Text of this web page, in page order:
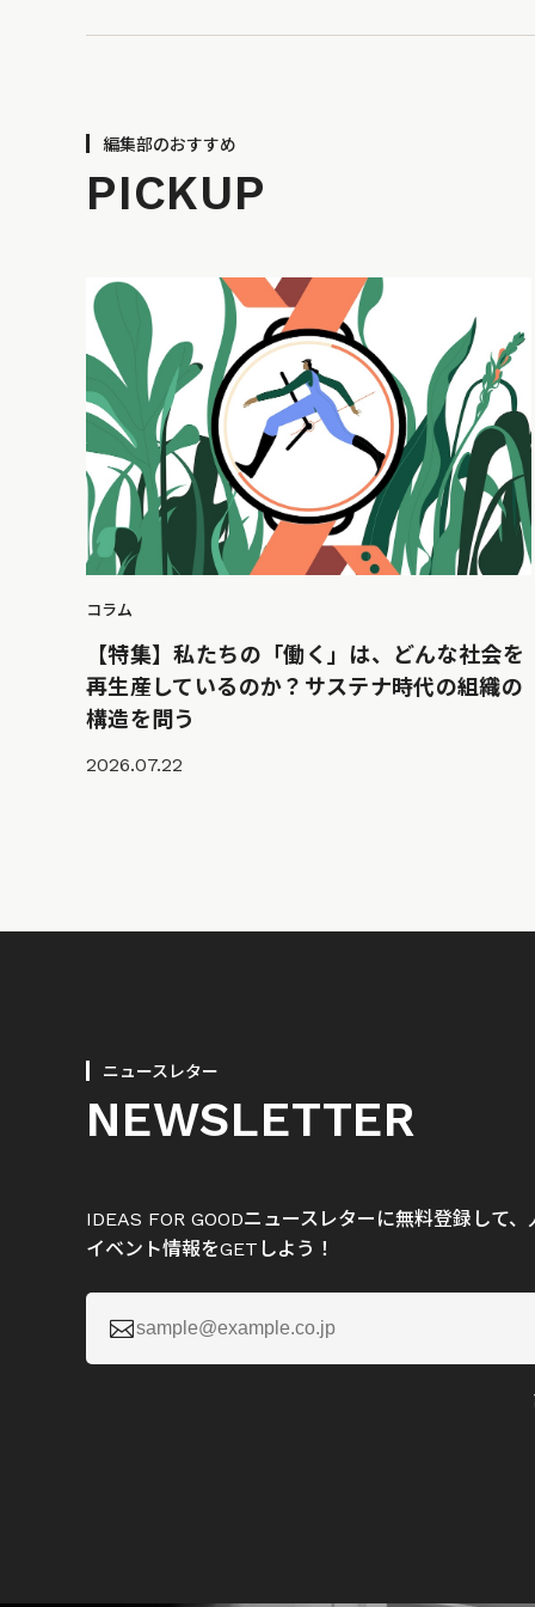
編集部のおすすめ
PICKUP
コラム
【特集】私たちの「働く」は、どんな社会を
再生産しているのか？サステナ時代の組織の
構造を問う
2026.07.22
ニュースレター
NEWSLETTER
IDEAS FOR GOODニュースレターに無料登録して
イベント情報をGETしよう！
